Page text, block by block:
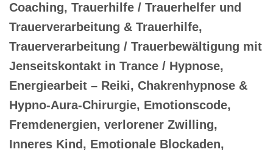
Coaching, Trauerhilfe / Trauerhelfer und
Trauerverarbeitung & Trauerhilfe,
Trauerverarbeitung / Trauerbewältigung mit
Jenseitskontakt in Trance / Hypnose,
Energiearbeit – Reiki, Chakrenhypnose &
Hypno-Aura-Chirurgie, Emotionscode,
Fremdenergien, verlorener Zwilling,
Inneres Kind, Emotionale Blockaden,